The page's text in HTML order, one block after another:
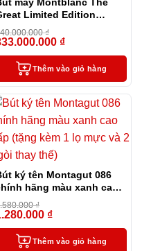
Limited Edition
II Fountain Pen
₫
₫
Thêm vào giỏ hàng
ký tên Montagut 086
hãng màu xanh cao
(tặng kèm 1 lọ mực và
ngòi thay thế)
₫
₫
Thêm vào giỏ hàng